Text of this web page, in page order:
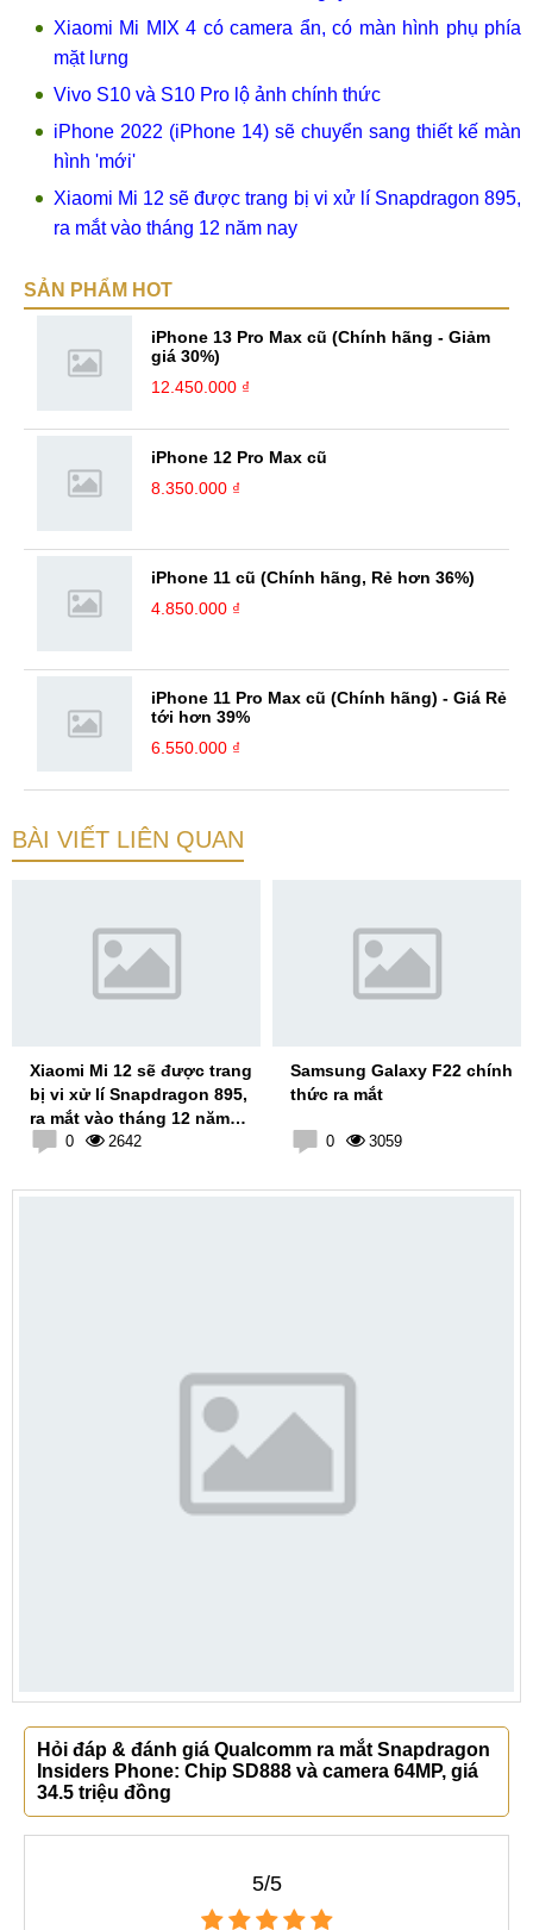
Xiaomi Mi MIX 4 có camera ẩn, có màn hình phụ phía
mặt lưng
Vivo S10 và S10 Pro lộ ảnh chính thức
iPhone 2022 (iPhone 14) sẽ chuyển sang thiết kế màn
hình 'mới'
Xiaomi Mi 12 sẽ được trang bị vi xử lí Snapdragon 895,
ra mắt vào tháng 12 năm nay
SẢN PHẨM HOT
iPhone 13 Pro Max cũ (Chính hãng - Giảm
giá 30%)
12.450.000 ₫
iPhone 12 Pro Max cũ
8.350.000 ₫
iPhone 11 cũ (Chính hãng, Rẻ hơn 36%)
4.850.000 ₫
iPhone 11 Pro Max cũ (Chính hãng) - Giá Rẻ
tới hơn 39%
6.550.000 ₫
BÀI VIẾT LIÊN QUAN
Xiaomi Mi 12 sẽ được trang
bị vi xử lí Snapdragon 895,
ra mắt vào tháng 12 năm
0 2642
Samsung Galaxy F22 chính
thức ra mắt
0 3059
Hỏi đáp & đánh giá Qualcomm ra mắt Snapdragon
Insiders Phone: Chip SD888 và camera 64MP, giá
34.5 triệu đồng
5/5